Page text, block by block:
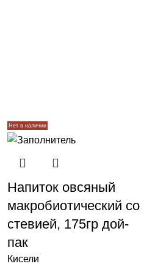
Нет в наличии
Напиток овсяный
макробиотический со
стевией, 175гр дой-
пак
Кисели